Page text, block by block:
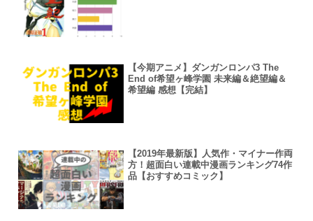
【今期アニメ】ダンガンロンパ3 The
End of希望ヶ峰学園 未来編＆絶望編＆
希望編 感想【完結】
【2019年最新版】人気作・マイナー作両
方！超面白い連載中漫画ランキング74作
品【おすすめコミック】